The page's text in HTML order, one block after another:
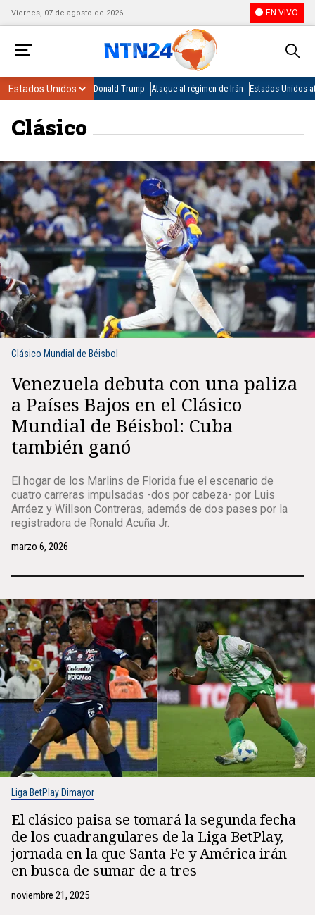
Viernes, 07 de agosto de 2026 EN VIVO
Donald Trump Ataque al régimen de Irán Estados Unidos
Clásico
Clásico Mundial de Béisbol
Venezuela debuta con una paliza
a Países Bajos en el Clásico
Mundial de Béisbol: Cuba
también ganó
El hogar de los Marlins de Florida fue el escenario de
cuatro carreras impulsadas -dos por cabeza- por Luis
Arráez y Willson Contreras, además de dos pases por la
registradora de Ronald Acuña Jr.
marzo 6, 2026
Liga BetPlay Dimayor
El clásico paisa se tomará la segunda fecha
de los cuadrangulares de la Liga BetPlay,
jornada en la que Santa Fe y América irán
en busca de sumar de a tres
noviembre 21, 2025